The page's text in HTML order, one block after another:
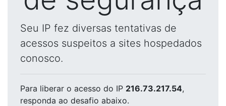
Seu IP fez diversas tentativas de
acessos suspeitos a sites hospedados
conosco.
Para liberar o acesso do IP 216.73.217.54,
responda ao desafio abaixo.